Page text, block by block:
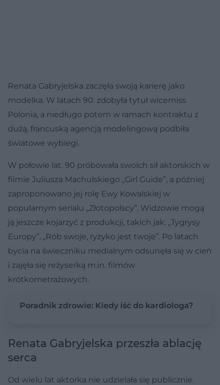
Renata Gabryjelska zaczęła swoją karierę jako
modelka. W latach 90. zdobyła tytuł wicemiss
Polonia, a niedługo potem w ramach kontraktu z
dużą, francuską agencją modelingową podbiła
światowe wybiegi.
W połowie lat. 90 próbowała swoich sił aktorskich w
filmie Juliusza Machulskiego „Girl Guide”, a później
zaproponowano jej rolę Ewy Kowalskiej w
popularnym serialu „Złotopolscy”. Widzowie mogą
ją jeszcze kojarzyć z produkcji, takich jak: „Tygrysy
Europy”, „Rób swoje, ryzyko jest twoje”. Po latach
bycia na świeczniku medialnym odsunęła się w cień
i zajęła się reżyserką m.in. filmów
krótkometrażowych.
Poradnik zdrowie: Kiedy iść do kardiologa?
Renata Gabryjelska przeszła ablację
serca
Od wielu lat aktorka nie udzielała się publicznie.